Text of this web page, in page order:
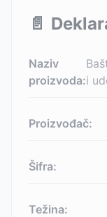
📄
Naziv
proizvoda:i
Proizvođač:
Šifra:
Težina: